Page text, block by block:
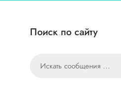
Поиск по сайту